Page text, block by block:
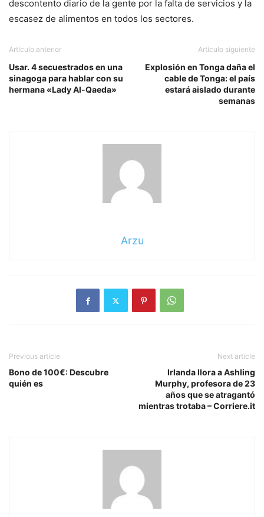
descontento diario de la gente por la falta de servicios y la
escasez de alimentos en todos los sectores.
Artículo anterior
Usar. 4 secuestrados en una
sinagoga para hablar con su
hermana «Lady Al-Qaeda»
Artículo siguiente
Explosión en Tonga daña el
cable de Tonga: el país
estará aislado durante
semanas
Arzu
Previous article
Bono de 100€: Descubre
quién es
Next article
Irlanda llora a Ashling
Murphy, profesora de 23
años que se atragantó
mientras trotaba – Corriere.it